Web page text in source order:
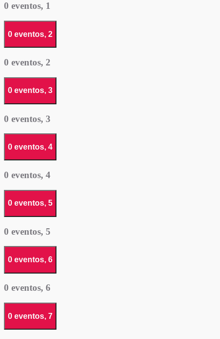
0 eventos, 1
0 eventos, 2
0 eventos, 2
0 eventos, 3
0 eventos, 3
0 eventos, 4
0 eventos, 4
0 eventos, 5
0 eventos, 5
0 eventos, 6
0 eventos, 6
0 eventos, 7